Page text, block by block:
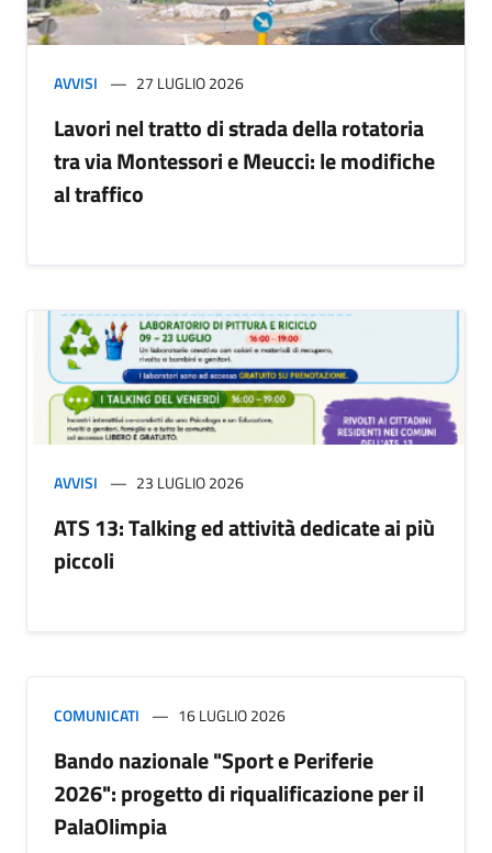
AVVISI 27 LUGLIO 2026
Lavori nel tratto di strada della rotatoria
tra via Montessori e Meucci: le modifiche
al traffico
AVVISI 23 LUGLIO 2026
ATS 13: Talking ed attività dedicate ai più
piccoli
COMUNICATI 16 LUGLIO 2026
Bando nazionale "Sport e Periferie
2026": progetto di riqualificazione per il
PalaOlimpia